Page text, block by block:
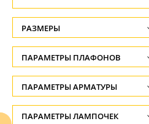
РАЗМЕРЫ
Диаметр, см
-
ПАРАМЕТРЫ ПЛАФОНОВ
МАТЕРИАЛ
Без плафона(3)
ПАРАМЕТРЫ АРМАТУРЫ
ЦВЕТ АРМАТУРЫ
ПАРАМЕТРЫ ЛАМПОЧЕК